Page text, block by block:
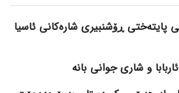
پایتەختی ڕۆشنبیری شارەکانی ئاسیا